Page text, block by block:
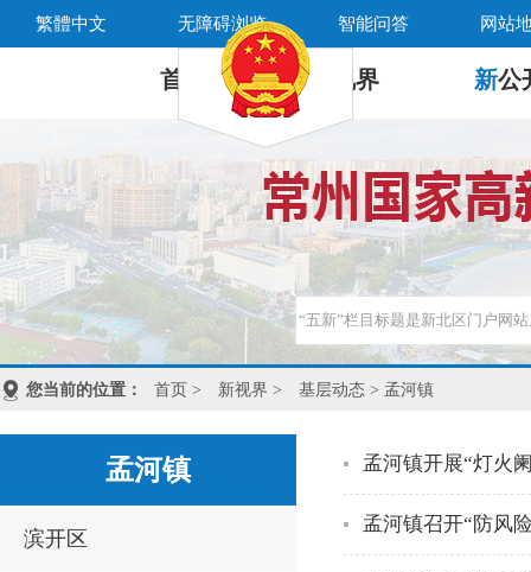
繁體中文 无障碍浏览 智能问答 网站
首 页 新 视界 新公
您当前的位置： 首页 > 新视界 > 基层动态 > 孟河镇
孟河镇
滨开区
孟河镇开展“灯火
孟河镇召开“防风